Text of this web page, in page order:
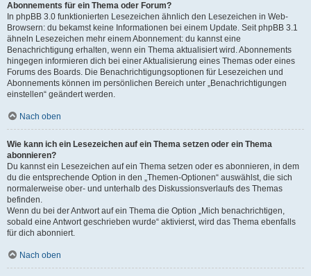
Abonnements für ein Thema oder Forum?
In phpBB 3.0 funktionierten Lesezeichen ähnlich den Lesezeichen in Web-
Browsern: du bekamst keine Informationen bei einem Update. Seit phpBB 3.1
ähneln Lesezeichen mehr einem Abonnement: du kannst eine
Benachrichtigung erhalten, wenn ein Thema aktualisiert wird. Abonnements
hingegen informieren dich bei einer Aktualisierung eines Themas oder eines
Forums des Boards. Die Benachrichtigungsoptionen für Lesezeichen und
Abonnements können im persönlichen Bereich unter „Benachrichtigungen
einstellen“ geändert werden.
Nach oben
Wie kann ich ein Lesezeichen auf ein Thema setzen oder ein Thema
abonnieren?
Du kannst ein Lesezeichen auf ein Thema setzen oder es abonnieren, in dem
du die entsprechende Option in den „Themen-Optionen“ auswählst, die sich
normalerweise ober- und unterhalb des Diskussionsverlaufs des Themas
befinden.
Wenn du bei der Antwort auf ein Thema die Option „Mich benachrichtigen,
sobald eine Antwort geschrieben wurde“ aktivierst, wird das Thema ebenfalls
für dich abonniert.
Nach oben